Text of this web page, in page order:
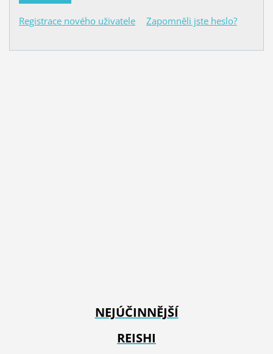
Registrace nového uživatele Zapomněli jste heslo?
NEJÚČINNĚJŠÍ
REISHI